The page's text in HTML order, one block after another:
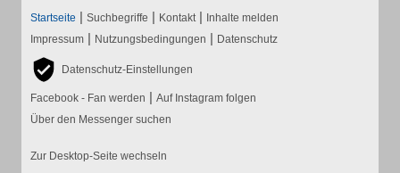
Startseite | Suchbegriffe | Kontakt | Inhalte melden
Impressum | Nutzungsbedingungen | Datenschutz
Datenschutz-Einstellungen
Facebook - Fan werden | Auf Instagram folgen
Über den Messenger suchen
Zur Desktop-Seite wechseln